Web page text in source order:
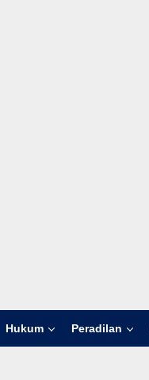
Hukum Peradilan